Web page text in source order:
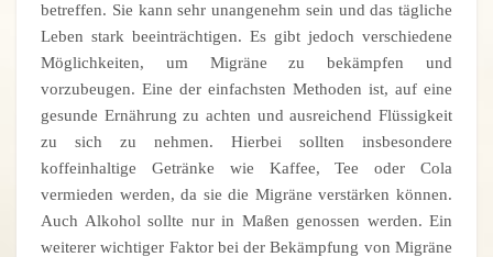
betreffen. Sie kann sehr unangenehm sein und das tägliche
Leben stark beeinträchtigen. Es gibt jedoch verschiedene
Möglichkeiten, um Migräne zu bekämpfen und
vorzubeugen. Eine der einfachsten Methoden ist, auf eine
gesunde Ernährung zu achten und ausreichend Flüssigkeit
zu sich zu nehmen. Hierbei sollten insbesondere
koffeinhaltige Getränke wie Kaffee, Tee oder Cola
vermieden werden, da sie die Migräne verstärken können.
Auch Alkohol sollte nur in Maßen genossen werden. Ein
weiterer wichtiger Faktor bei der Bekämpfung von Migräne